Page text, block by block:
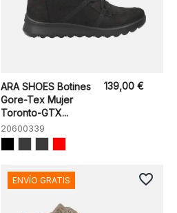
ARA SHOES Botines
Gore-Tex Mujer
Toronto-GTX...
20600339
139,00 €
ENVÍO GRATIS favorite_border